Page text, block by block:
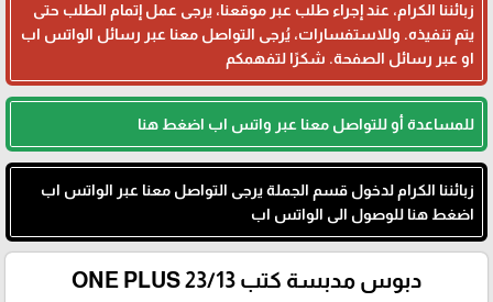
زبائننا الكرام، عند إجراء طلب عبر موقعنا، يرجى عمل إتمام الطلب حتى
يتم تنفيذه. وللاستفسارات، يُرجى التواصل معنا عبر رسائل الواتس اب
او عبر رسائل الصفحة. شكرًا لتفهمكم
للمساعدة أو للتواصل معنا عبر واتس اب اضغط هنا
زبائننا الكرام لدخول قسم الجملة يرجى التواصل معنا عبر الواتس اب
اضغط هنا للوصول الى الواتس اب
دبوس مدبسة كتب 23/13 ONE PLUS